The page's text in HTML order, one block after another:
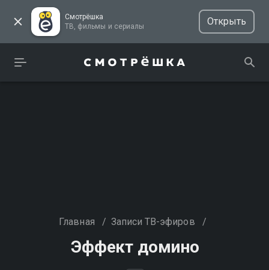
Смотрёшка
ТВ, фильмы и сериалы
Открыть
Главная / Записи ТВ-эфиров /
Эффект домино